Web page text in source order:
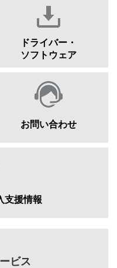
ドライバー・
ソフトウェア
お問い合わせ
支援情報
ビス